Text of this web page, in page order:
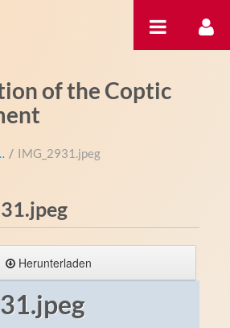
of the Coptic
/ IMG_2931.jpeg
Herunterladen